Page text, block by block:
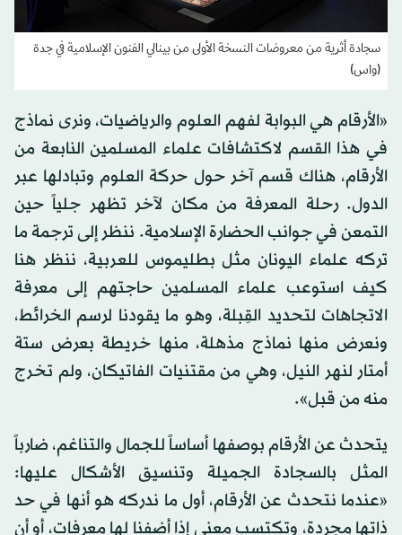
سجادة أثرية من معروضات النسخة الأولى من بينالي الفنون الإسلامية في جدة
(واس)
«الأرقام هي البوابة لفهم العلوم والرياضيات، ونرى نماذج
في هذا القسم لاكتشافات علماء المسلمين النابعة من
الأرقام، هناك قسم آخر حول حركة العلوم وتبادلها عبر
الدول. رحلة المعرفة من مكان لآخر تظهر جلياً حين
التمعن في جوانب الحضارة الإسلامية. ننظر إلى ترجمة ما
تركه علماء اليونان مثل بطليموس للعربية، ننظر هنا
كيف استوعب علماء المسلمين حاجتهم إلى معرفة
الاتجاهات لتحديد القِبلة، وهو ما يقودنا لرسم الخرائط،
ونعرض منها نماذج مذهلة، منها خريطة بعرض ستة
أمتار لنهر النيل، وهي من مقتنيات الفاتيكان، ولم تخرج
منه من قبل».
يتحدث عن الأرقام بوصفها أساساً للجمال والتناغم، ضارباً
المثل بالسجادة الجميلة وتنسيق الأشكال عليها:
«عندما نتحدث عن الأرقام، أول ما ندركه هو أنها في حد
ذاتها مجردة، وتكتسب معنى إذا أضفنا لها معرفات، أو أن